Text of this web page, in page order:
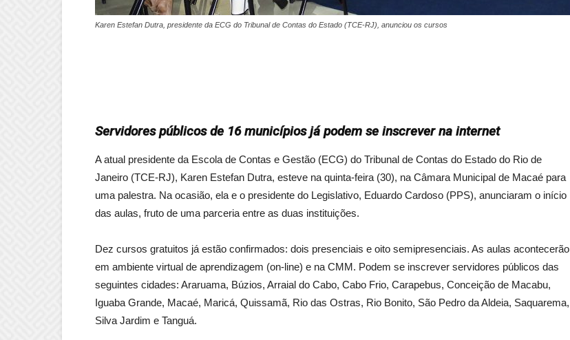
Karen Estefan Dutra, presidente da ECG do Tribunal de Contas do Estado (TCE-RJ), anunciou os cursos
Servidores públicos de 16 municípios já podem se inscrever na internet
A atual presidente da Escola de Contas e Gestão (ECG) do Tribunal de Contas do Estado do Rio de
Janeiro (TCE-RJ), Karen Estefan Dutra, esteve na quinta-feira (30), na Câmara Municipal de Macaé para
uma palestra. Na ocasião, ela e o presidente do Legislativo, Eduardo Cardoso (PPS), anunciaram o início
das aulas, fruto de uma parceria entre as duas instituições.
Dez cursos gratuitos já estão confirmados: dois presenciais e oito semipresenciais. As aulas acontecerão
em ambiente virtual de aprendizagem (on-line) e na CMM. Podem se inscrever servidores públicos das
seguintes cidades: Araruama, Búzios, Arraial do Cabo, Cabo Frio, Carapebus, Conceição de Macabu,
Iguaba Grande, Macaé, Maricá, Quissamã, Rio das Ostras, Rio Bonito, São Pedro da Aldeia, Saquarema,
Silva Jardim e Tanguá.